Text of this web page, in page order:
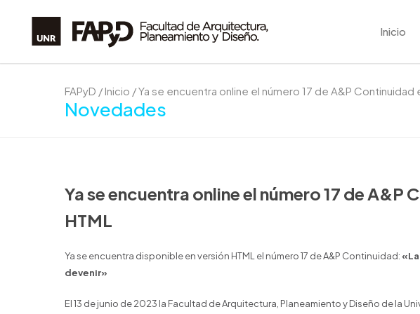
Inicio
FAPyD / Inicio /Ya se encuentra online el número 17 de A&P Continuidad
Novedades
Ya se encuentra online el número 17 de A&P
HTML
Ya se encuentra disponible en versión HTML el número 17 de A&P Continuidad:
devenir»
El 13 de junio de 2023 la Facultad de Arquitectura, Planeamiento y Diseño de la